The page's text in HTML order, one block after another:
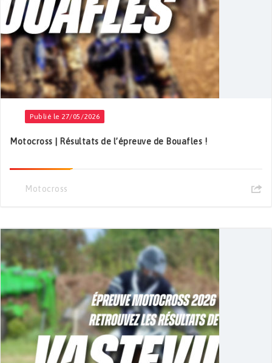
Publié le 27/05/2026
Motocross | Résultats de l’épreuve de Bouafles !
Motocross